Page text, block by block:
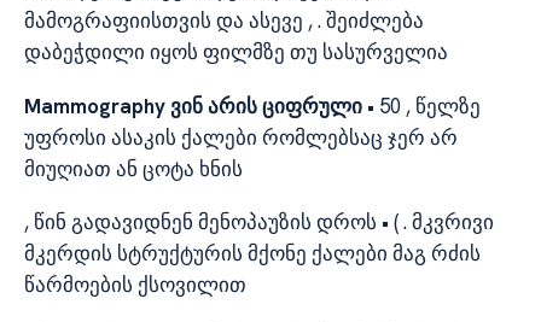
მამოგრაფიისთვის და ასევე , . შეიძლება
დაბეჭდილი იყოს ფილმზე თუ სასურველია
Mammography ვინ არის ციფრული • 50 , წელზე
უფროსი ასაკის ქალები რომლებსაც ჯერ არ
მიუღიათ ან ცოტა ხნის
, წინ გადავიდნენ მენოპაუზის დროს • ( . მკვრივი
მკერდის სტრუქტურის მქონე ქალები მაგ რძის
წარმოების ქსოვილით